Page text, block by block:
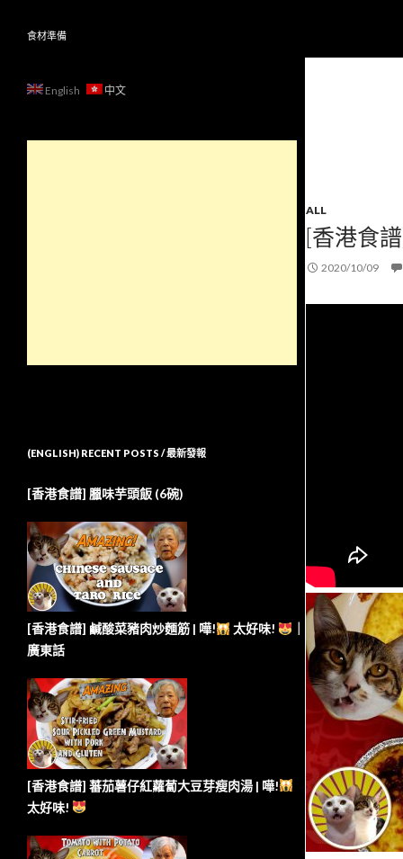
食材準備
ALL
[香港食
2020/10/09
English 中文
(ENGLISH) RECENT POSTS / 最新發報
[香港食譜] 臘味芋頭飯 (6碗)
[香港食譜] 鹹酸菜豬肉炒麵筋 | 嘩! 太好味!
廣東話
[香港食譜] 蕃茄薯仔紅蘿蔔大豆芽瘦肉湯 | 嘩!
太好味!